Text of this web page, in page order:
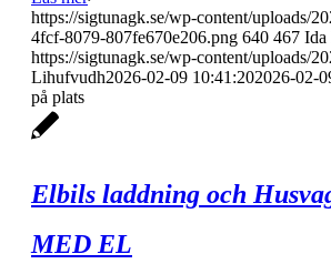
https://sigtunagk.se/wp-content/uploads/
4fcf-8079-807fe670e206.png 640 467 Ida
https://sigtunagk.se/wp-content/uploads/
Lihufvudh2026-02-09 10:41:202026-02-
på plats
Elbils laddning och
MED EL